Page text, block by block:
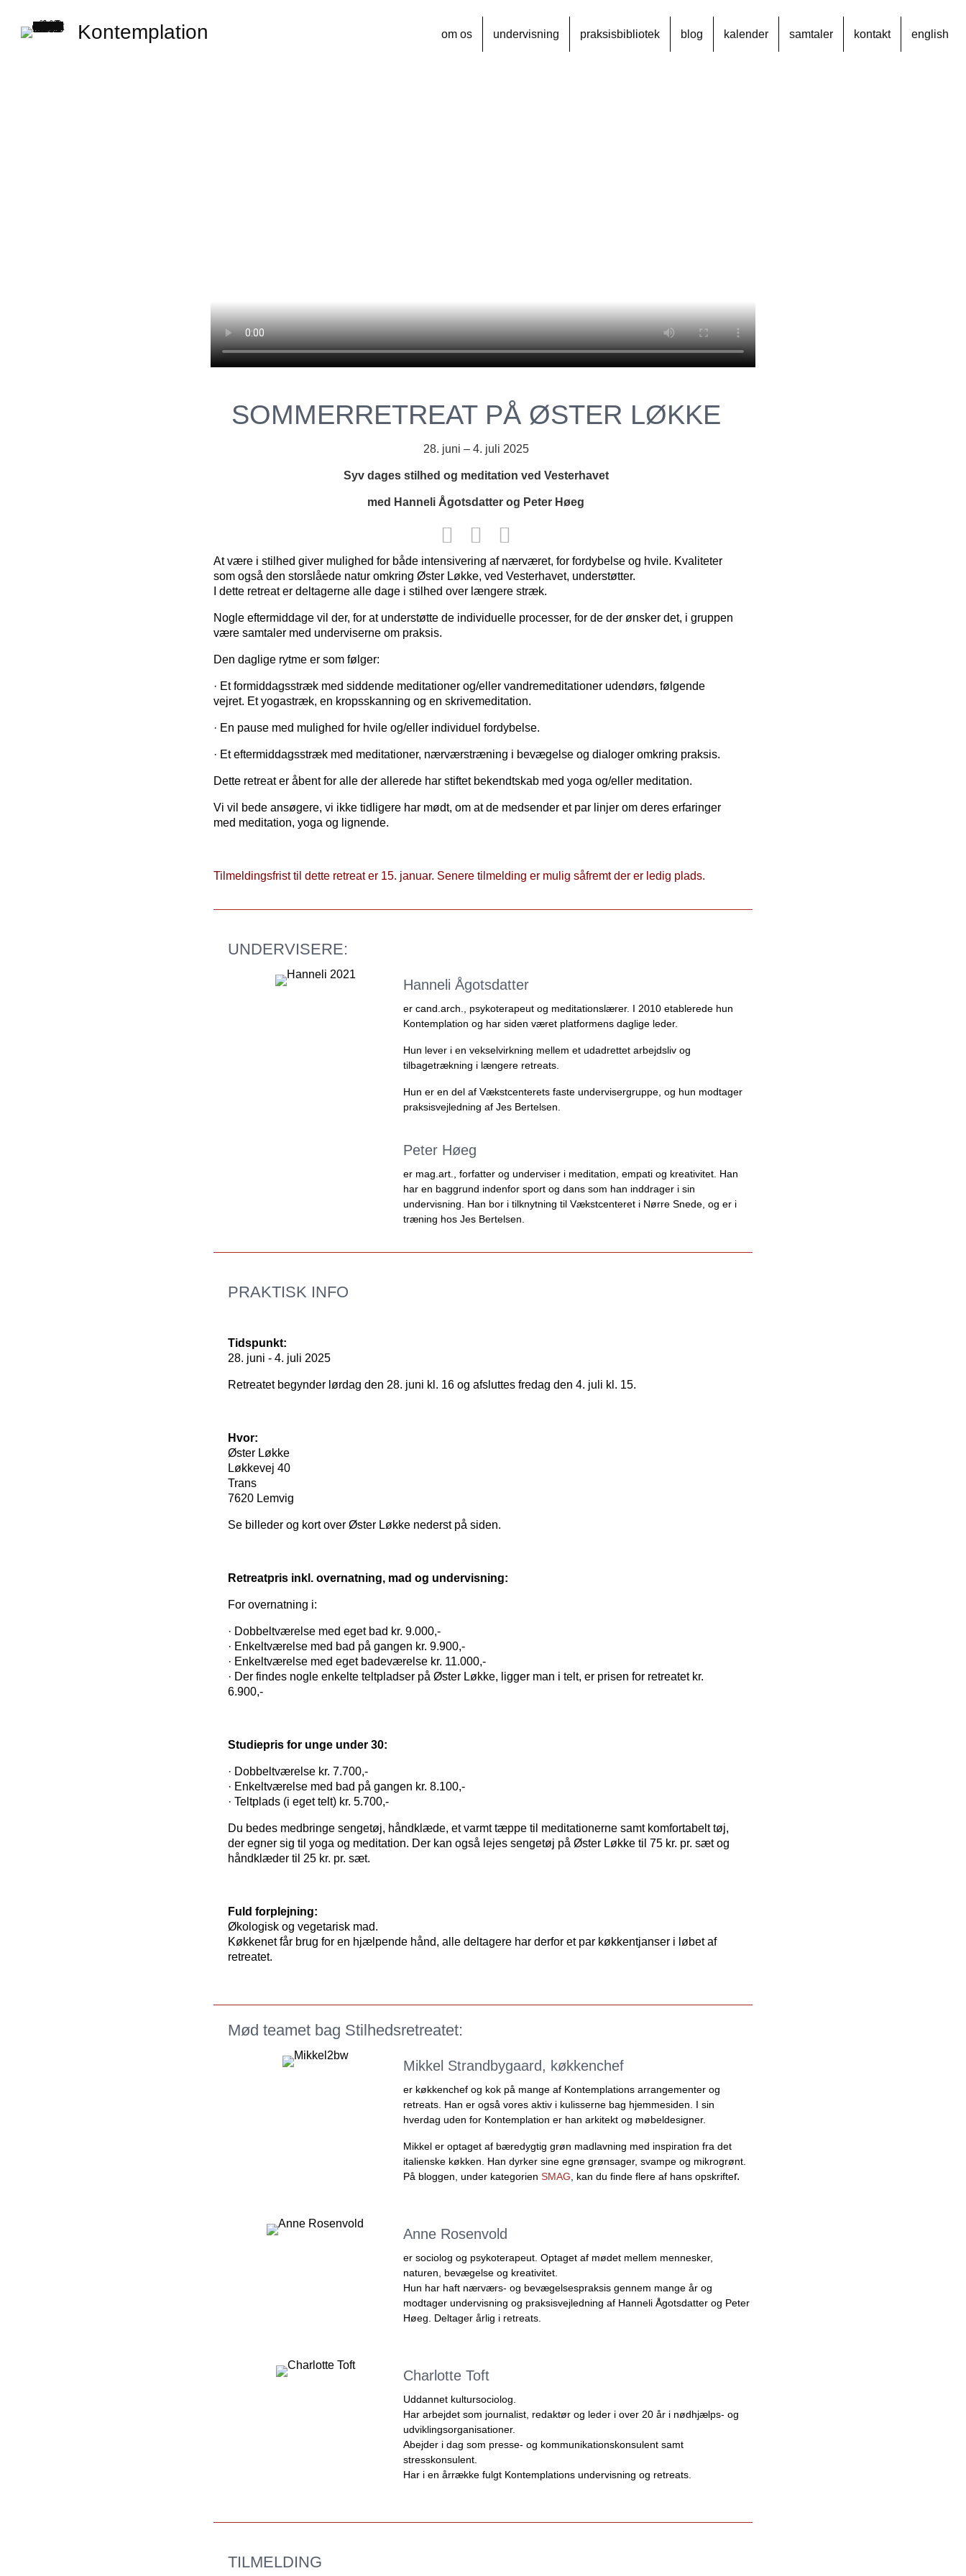
Kontemplation om os undervisning praksisbibliotek blog kalender samtaler kontakt english
SOMMERRETREAT PÅ ØSTER LØKKE
28. juni – 4. juli 2025
Syv dages stilhed og meditation ved Vesterhavet
med Hanneli Ågotsdatter og Peter Høeg
At være i stilhed giver mulighed for både intensivering af nærværet, for fordybelse og hvile. Kvaliteter
som også den storslåede natur omkring Øster Løkke, ved Vesterhavet, understøtter.
I dette retreat er deltagerne alle dage i stilhed over længere stræk.
Nogle eftermiddage vil der, for at understøtte de individuelle processer, for de der ønsker det, i gruppen
være samtaler med underviserne om praksis.
Den daglige rytme er som følger:
· Et formiddagsstræk med siddende meditationer og/eller vandremeditationer udendørs, følgende
vejret. Et yogastræk, en kropsskanning og en skrivemeditation.
· En pause med mulighed for hvile og/eller individuel fordybelse.
· Et eftermiddagsstræk med meditationer, nærværstræning i bevægelse og dialoger omkring praksis.
Dette retreat er åbent for alle der allerede har stiftet bekendtskab med yoga og/eller meditation.
Vi vil bede ansøgere, vi ikke tidligere har mødt, om at de medsender et par linjer om deres erfaringer
med meditation, yoga og lignende.
Tilmeldingsfrist til dette retreat er 15. januar. Senere tilmelding er mulig såfremt der er ledig plads.
UNDERVISERE:
Hanneli Ågotsdatter
er cand.arch., psykoterapeut og meditationslærer. I 2010 etablerede hun
Kontemplation og har siden været platformens daglige leder.
Hun lever i en vekselvirkning mellem et udadrettet arbejdsliv og
tilbagetrækning i længere retreats.
Hun er en del af Vækstcenterets faste undervisergruppe, og hun modtager
praksisvejledning af Jes Bertelsen.
Peter Høeg
er mag.art., forfatter og underviser i meditation, empati og kreativitet. Han
har en baggrund indenfor sport og dans som han inddrager i sin
undervisning. Han bor i tilknytning til Vækstcenteret i Nørre Snede, og er i
træning hos Jes Bertelsen.
PRAKTISK INFO
Tidspunkt:
28. juni - 4. juli 2025
Retreatet begynder lørdag den 28. juni kl. 16 og afsluttes fredag den 4. juli kl. 15.
Hvor:
Øster Løkke
Løkkevej 40
Trans
7620 Lemvig
Se billeder og kort over Øster Løkke nederst på siden.
Retreatpris inkl. overnatning, mad og undervisning:
For overnatning i:
· Dobbeltværelse med eget bad kr. 9.000,-
· Enkeltværelse med bad på gangen kr. 9.900,-
· Enkeltværelse med eget badeværelse kr. 11.000,-
· Der findes nogle enkelte teltpladser på Øster Løkke, ligger man i telt, er prisen for retreatet kr.
6.900,-
Studiepris for unge under 30:
· Dobbeltværelse kr. 7.700,-
· Enkeltværelse med bad på gangen kr. 8.100,-
· Teltplads (i eget telt) kr. 5.700,-
Du bedes medbringe sengetøj, håndklæde, et varmt tæppe til meditationerne samt komfortabelt tøj,
der egner sig til yoga og meditation. Der kan også lejes sengetøj på Øster Løkke til 75 kr. pr. sæt og
håndklæder til 25 kr. pr. sæt.
Fuld forplejning:
Økologisk og vegetarisk mad.
Køkkenet får brug for en hjælpende hånd, alle deltagere har derfor et par køkkentjanser i løbet af
retreatet.
Mød teamet bag Stilhedsretreatet:
Mikkel Strandbygaard, køkkenchef
er køkkenchef og kok på mange af Kontemplations arrangementer og
retreats. Han er også vores aktiv i kulisserne bag hjemmesiden. I sin
hverdag uden for Kontemplation er han arkitekt og møbeldesigner.
Mikkel er optaget af bæredygtig grøn madlavning med inspiration fra det
italienske køkken. Han dyrker sine egne grønsager, svampe og mikrogrønt.
På bloggen, under kategorien SMAG, kan du finde flere af hans opskrifter.
Anne Rosenvold
er sociolog og psykoterapeut. Optaget af mødet mellem mennesker,
naturen, bevægelse og kreativitet.
Hun har haft nærværs- og bevægelsespraksis gennem mange år og
modtager undervisning og praksisvejledning af Hanneli Ågotsdatter og Peter
Høeg. Deltager årlig i retreats.
Charlotte Toft
Uddannet kultursociolog.
Har arbejdet som journalist, redaktør og leder i over 20 år i nødhjælps- og
udviklingsorganisationer.
Abejder i dag som presse- og kommunikationskonsulent samt
stresskonsulent.
Har i en årrække fulgt Kontemplations undervisning og retreats.
TILMELDING